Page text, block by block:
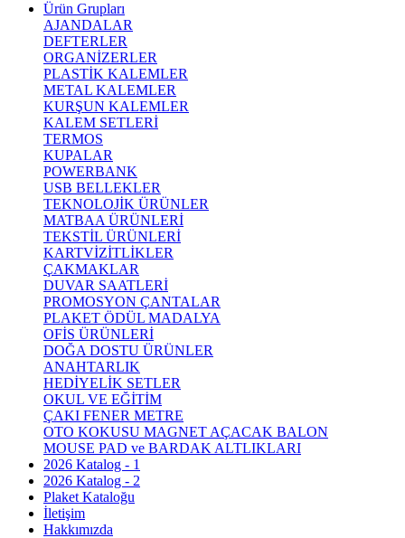
Ürün Grupları
AJANDALAR
DEFTERLER
ORGANİZERLER
PLASTİK KALEMLER
METAL KALEMLER
KURŞUN KALEMLER
KALEM SETLERİ
TERMOS
KUPALAR
POWERBANK
USB BELLEKLER
TEKNOLOJİK ÜRÜNLER
MATBAA ÜRÜNLERİ
TEKSTİL ÜRÜNLERİ
KARTVİZİTLİKLER
ÇAKMAKLAR
DUVAR SAATLERİ
PROMOSYON ÇANTALAR
PLAKET ÖDÜL MADALYA
OFİS ÜRÜNLERİ
DOĞA DOSTU ÜRÜNLER
ANAHTARLIK
HEDİYELİK SETLER
OKUL VE EĞİTİM
ÇAKI FENER METRE
OTO KOKUSU MAGNET AÇACAK BALON
MOUSE PAD ve BARDAK ALTLIKLARI
2026 Katalog - 1
2026 Katalog - 2
Plaket Kataloğu
İletişim
Hakkımızda